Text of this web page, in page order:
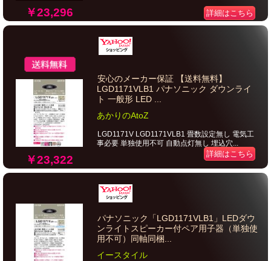
￥23,296 詳細はこちら
￥23,322
安心のメーカー保証 【送料無料】
LGD1171VLB1 パナソニック ダウンライ
ト 一般形 LED ...
あかりのAtoZ
LGD1171V LGD1171VLB1 畳数設定無し 電気工
事必要 単独使用不可 自動点灯無し 埋込穴...
詳細はこちら
パナソニック「LGD1171VLB1」LEDダウ
ンライトスピーカー付ペア用子器（単独使
用不可）同軸同梱...
イースタイル